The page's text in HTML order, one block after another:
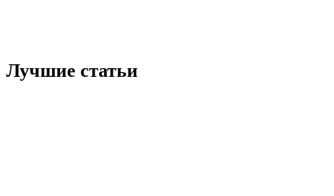
Лучшие статьи